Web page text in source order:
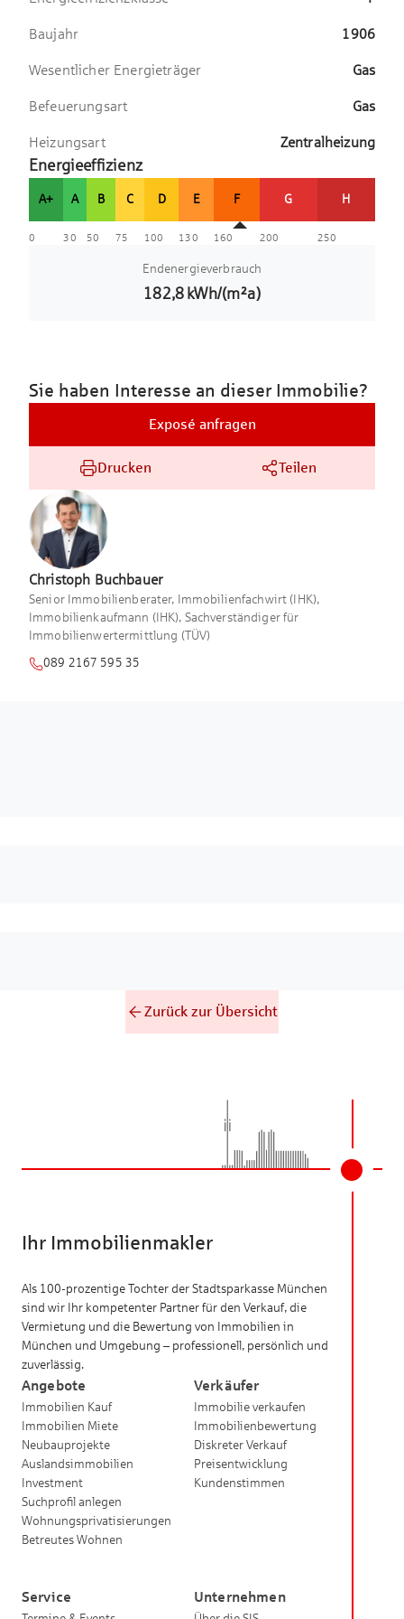
Baujahr 1906
Wesentlicher Energieträger Gas
Befeuerungsart Gas
Heizungsart Zentralheizung
Energieeffizienz
A+ A B C D E F G H
0 30 50 75 100 130 160 200 250
Endenergieverbrauch
182,8 kWh/(m²a)
Sie haben Interesse an dieser Immobilie?
Exposé anfragen
Drucken Teilen
Christoph Buchbauer
Senior Immobilienberater, Immobilienfachwirt (IHK),
Immobilienkaufmann (IHK), Sachverständiger für
Immobilienwertermittlung (TÜV)
089 2167 595 35
Zurück zur Übersicht
Ihr Immobilienmakler
Als 100-prozentige Tochter der Stadtsparkasse München
sind wir Ihr kompetenter Partner für den Verkauf, die
Vermietung und die Bewertung von Immobilien in
München und Umgebung – professionell, persönlich und
zuverlässig.
Angebote
Immobilien Kauf
Immobilien Miete
Neubauprojekte
Auslandsimmobilien
Investment
Suchprofil anlegen
Wohnungsprivatisierungen
Betreutes Wohnen
Verkäufer
Immobilie verkaufen
Immobilienbewertung
Diskreter Verkauf
Preisentwicklung
Kundenstimmen
Service Unternehmen